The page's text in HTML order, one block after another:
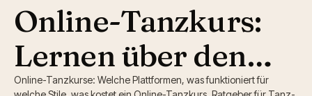
Online-Tanzkurs:
Lernen über den
Online-Tanzkurse: Welche Plattformen, was funktioniert für